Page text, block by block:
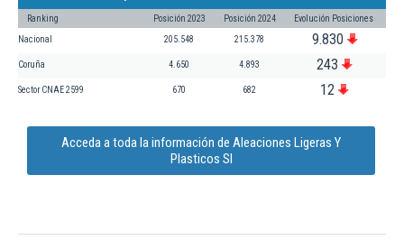
Ranking Posición 2023 Posición 2024 Evolución Posiciones
Nacional 205.548 215.378 9.830
Coruña 4.650 4.893 243
Sector CNAE 2599 670 682 12
Acceda a toda la información de Aleaciones Ligeras Y
Plasticos Sl